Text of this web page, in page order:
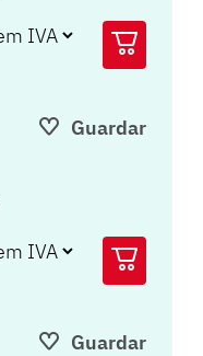
Guardar
Guardar